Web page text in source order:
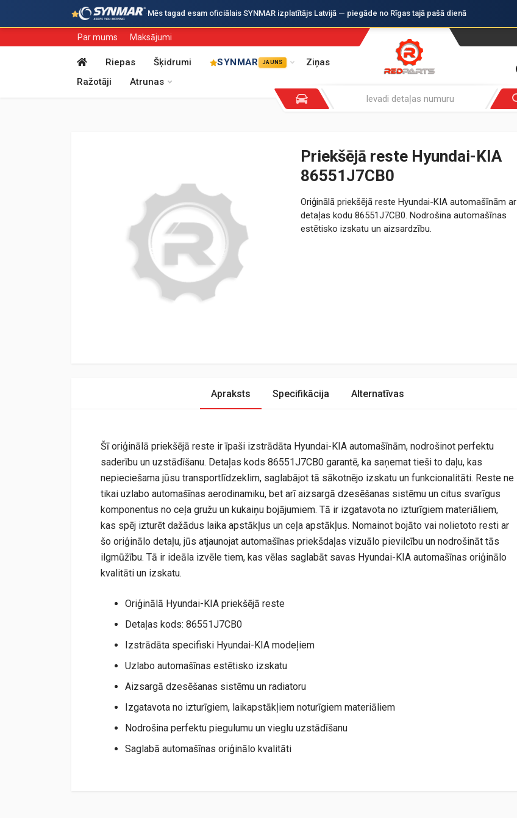
·Mēs tagad esam oficiālais SYNMAR izplatītājs Latvijā — piegāde no Rīgas tajā pašā dienā
Par mums Maksājumi
Riepas Šķidrumi SYNMAR JAUNS
Ziņas
Ražotāji
Atrunas
Priekšējā reste Hyundai-KIA
86551J7CB0
Oriģinālā priekšējā reste Hyundai-KIA automašīnām ar
detaļas kodu 86551J7CB0. Nodrošina automašīnas
estētisko izskatu un aizsardzību.
Apraksts Specifikācija Alternatīvas
Šī oriģinālā priekšējā reste ir īpaši izstrādāta Hyundai-KIA automašīnām, nodrošinot perfektu
saderību un uzstādīšanu. Detaļas kods 86551J7CB0 garantē, ka saņemat tieši to daļu, kas
nepieciešama jūsu transportlīdzeklim, saglabājot tā sākotnējo izskatu un funkcionalitāti. Reste ne
tikai uzlabo automašīnas aerodinamiku, bet arī aizsargā dzesēšanas sistēmu un citus svarīgus
komponentus no ceļa gružu un kukaiņu bojājumiem. Tā ir izgatavota no izturīgiem materiāliem,
kas spēj izturēt dažādus laika apstākļus un ceļa apstākļus. Nomainot bojāto vai nolietoto resti ar
šo oriģinālo detaļu, jūs atjaunojat automašīnas priekšdaļas vizuālo pievilcību un nodrošināt tās
ilgmūžību. Tā ir ideāla izvēle tiem, kas vēlas saglabāt savas Hyundai-KIA automašīnas oriģinālo
kvalitāti un izskatu.
Oriģinālā Hyundai-KIA priekšējā reste
Detaļas kods: 86551J7CB0
Izstrādāta specifiski Hyundai-KIA modeļiem
Uzlabo automašīnas estētisko izskatu
Aizsargā dzesēšanas sistēmu un radiatoru
Izgatavota no izturīgiem, laikapstākļiem noturīgiem materiāliem
Nodrošina perfektu piegulumu un vieglu uzstādīšanu
Saglabā automašīnas oriģinālo kvalitāti